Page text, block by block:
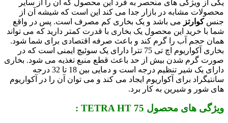
یکی از ویژگی های منحصر به فرد این محصول که آن را از سایر
محصولات مشابه در بازار جدا می کند این است که شیشه آن از
جنسکوارتز می باشد و یک بخاری کم مصرف است. پس در واقع
شما با خرید این محصول یک بخاری با قدرت کمتر دارید که می تواند
همان حجم آب را گرم کند و باعث صرفه اقتصادی برای شما شود.
بخاری آکواریوم اچ تی 75 تترا دارای یک سوئیچ ایمنی است که در
صورت گرم شدن بیش از حد باعث قطع منبع تغذیه می شود. بخاری
دارای یک شیر تنظیم درجه است و دمایی بین 18 تا 32 درجه
سانتیگراد برای آکواریوم ایجاد می کند و می توان آن را در آکواریوم
های شور و شیرین به کار برد.
ویژگی های محصول TETRA HT 75 :